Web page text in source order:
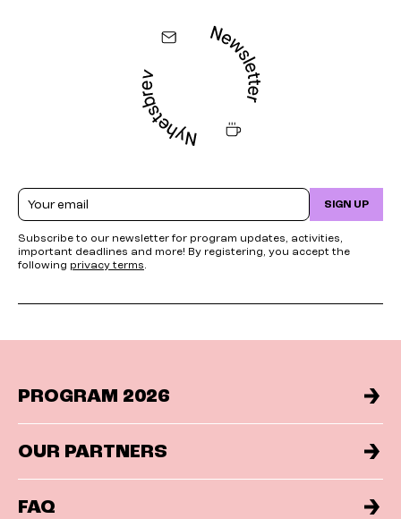
Email SIGN UP
Subscribe to our newsletter for program updates, activities,
important deadlines and more! By registering, you accept the
following privacy terms.
PROGRAM 2026
OUR PARTNERS
FAQ